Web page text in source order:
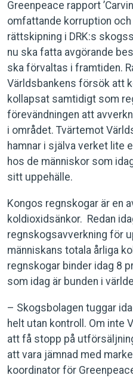
Greenpeace rapport
omfattande korruption
rättskipning i DRK:s
nu ska fatta avgörande
ska förvaltas i framtiden.
Världsbankens försök att
kollapsat samtidigt som
förevändningen att
i området. Tvärtemot
hamnar i själva verket lite
hos de människor som
sitt uppehälle.
Kongos regnskogar är en
koldioxidsänkor. Redan
regnskogsavverkning för
människans totala årliga
regnskogar binder idag 8
som idag är bunden i
– Skogsbolagen tuggar
helt utan kontroll. Om inte
att få stopp på
att vara jämnad med
koordinator för